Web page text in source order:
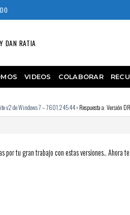
DAN RATIA
VIDEOS COLABORAR
v2 de Windows 7 – 7601.24544› Respuesta a: Versión
por tu gran trabajo con estas versiones.. Ahora